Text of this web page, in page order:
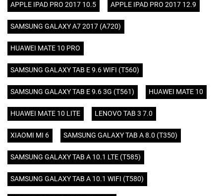
APPLE IPAD PRO 2017 10.5 APPLE IPAD PRO 2017 12.9
SAMSUNG GALAXY A7 2017 (A720)
HUAWEI MATE 10 PRO
SAMSUNG GALAXY TAB E 9.6 WIFI (T560)
SAMSUNG GALAXY TAB E 9.6 3G (T561) HUAWEI MATE 10
HUAWEI MATE 10 LITE LENOVO TAB 3 7.0
XIAOMI MI 6 SAMSUNG GALAXY TAB A 8.0 (T350)
SAMSUNG GALAXY TAB A 10.1 LTE (T585)
SAMSUNG GALAXY TAB A 10.1 WIFI (T580)